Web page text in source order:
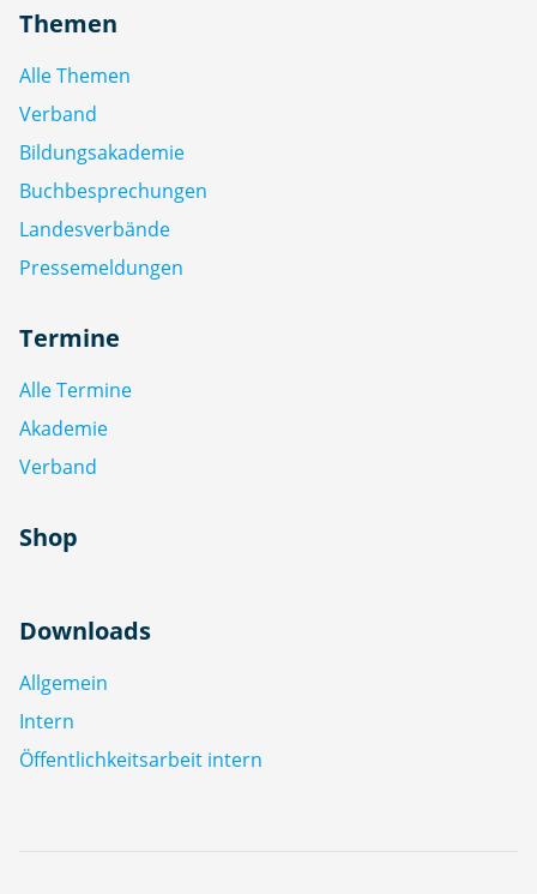
Themen
Alle Themen
Verband
Bildungsakademie
Buchbesprechungen
Landesverbände
Pressemeldungen
Termine
Alle Termine
Akademie
Verband
Shop
Downloads
Allgemein
Intern
Öffentlichkeitsarbeit intern